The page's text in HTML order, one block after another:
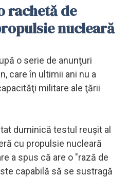
rachetă de
nucleară
o serie de anunţuri
care în ultimii ani nu a
militare ale ţării
duminică testul reuşit al
cu propulsie nucleară
a spus că are o "rază de
capabilă să se sustragă